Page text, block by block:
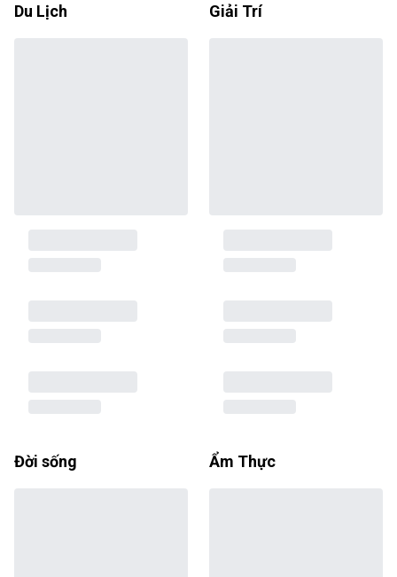
Du Lịch Giải Trí
Đời sống Ẩm Thực